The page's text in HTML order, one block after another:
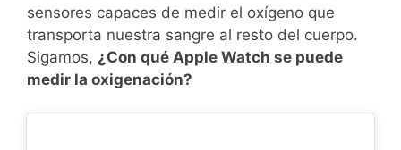
sensores capaces de medir el oxígeno que
transporta nuestra sangre al resto del cuerpo.
Sigamos, ¿Con qué Apple Watch se puede
medir la oxigenación?